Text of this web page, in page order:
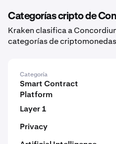
Categorías cripto de
Kraken clasifica a
categorías de
Categoría
Smart Contract
Platform
Layer 1
Privacy